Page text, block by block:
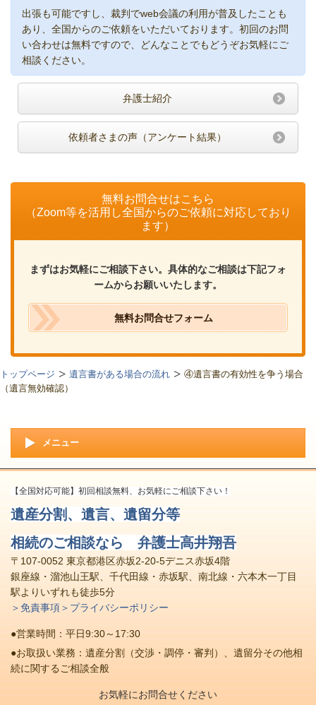
出張も可能ですし、裁判でweb会議の利用が普及したことも
あり、全国からのご依頼をいただいております。初回のお問
い合わせは無料ですので、どんなことでもどうぞお気軽にご
相談ください。
弁護士紹介
依頼者さまの声（アンケート結果）
無料お問合せはこちら
（Zoom等を活用し全国からのご依頼に対応しており
ます）
まずはお気軽にご相談下さい。具体的なご相談は下記フォ
ームからお願いいたします。
無料お問合せフォーム
トップページ 遺言書がある場合の流れ
④遺言書の有効性を争う場合
（遺言無効確認）
メニュー
【全国対応可能】初回相談無料、お気軽にご相談下さい！
遺産分割、遺言、遺留分等
相続のご相談なら 弁護士高井翔吾
〒107-0052 東京都港区赤坂2-20-5デニス赤坂4階
銀座線・溜池山王駅、千代田線・赤坂駅、南北線・六本木一丁目
駅よりいずれも徒歩5分
＞免責事項＞プライバシーポリシー
●営業時間：平日9:30～17:30
●お取扱い業務：遺産分割（交渉・調停・審判）、遺留分その他相
続に関するご相談全般
お気軽にお問合せください